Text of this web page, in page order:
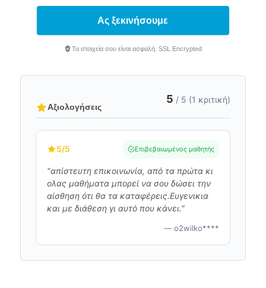
Ας ξεκινήσουμε
Τα στοιχεία σου είναι ασφαλή. SSL Encrypted
Αξιολογήσεις
5 / 5 (1 κριτική)
5/5 Επιβεβαιωμένος μαθητής
"απίστευτη επικοινωνία, από τα πρώτα κι
ολας μαθήματα μπορεί να σου δώσει την
αίσθηση ότι θα τα καταφέρεις.Ευγενικια
και με διάθεση γι αυτό που κάνει."
— o2wilko****